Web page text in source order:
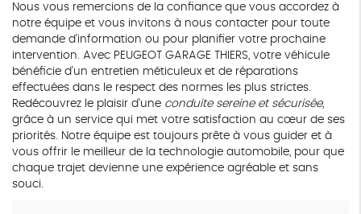
Nous vous remercions de la confiance que vous accordez à
notre équipe et vous invitons à nous contacter pour toute
demande d'information ou pour planifier votre prochaine
intervention. Avec PEUGEOT GARAGE THIERS, votre véhicule
bénéficie d'un entretien méticuleux et de réparations
effectuées dans le respect des normes les plus strictes.
Redécouvrez le plaisir d'une conduite sereine et sécurisée,
grâce à un service qui met votre satisfaction au cœur de ses
priorités. Notre équipe est toujours prête à vous guider et à
vous offrir le meilleur de la technologie automobile, pour que
chaque trajet devienne une expérience agréable et sans
souci.